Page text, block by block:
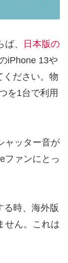
、
日本版の
iPhone 13や
ください。物
を1台で利用
ャッター音が
ファンにとっ
る時、海外版
せん。これは